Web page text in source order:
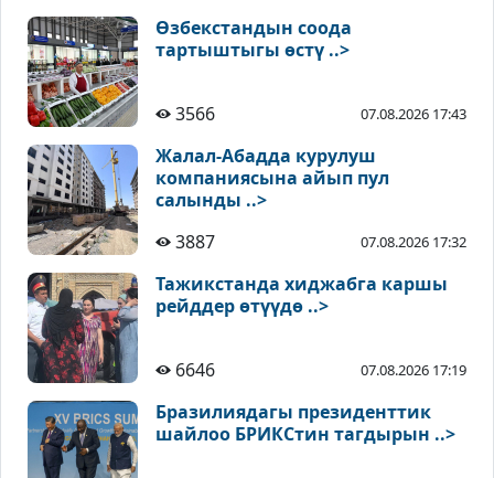
Өзбекстандын соода
тартыштыгы өстү ..>
3566 07.08.2026 17:43
Жалал-Абадда курулуш
компаниясына айып пул
салынды ..>
3887
07.08.2026 17:32
Тажикстанда хиджабга каршы
рейддер өтүүдө ..>
6646 07.08.2026 17:19
Бразилиядагы президенттик
шайлоо БРИКСтин тагдырын ..>